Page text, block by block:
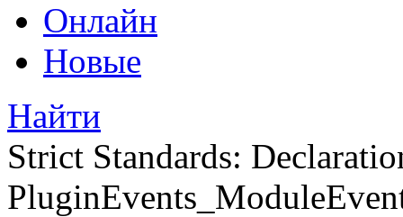
Онлайн
Новые
Найти
Strict Standards: